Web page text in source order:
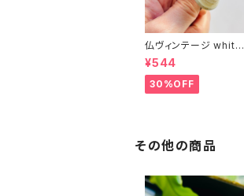
仏ヴィンテージ white l
ucite confetti 山型イ
ヤリング
¥544
30%OFF
その他の商品